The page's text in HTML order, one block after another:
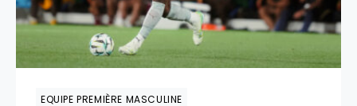
EQUIPE PREMIÈRE MASCULINE